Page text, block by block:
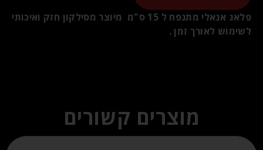
פלאג אנאלי מתנפח ל 15 ס"מ מיוצר מסילקון חזק ואיכותי
לשימוש לאורך זמן .
מוצרים קשורים